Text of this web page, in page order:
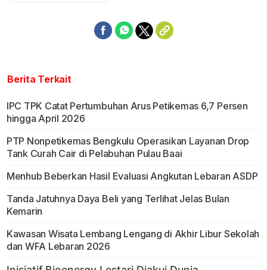
Berita Terkait
IPC TPK Catat Pertumbuhan Arus Petikemas 6,7 Persen
hingga April 2026
PTP Nonpetikemas Bengkulu Operasikan Layanan Drop
Tank Curah Cair di Pelabuhan Pulau Baai
Menhub Beberkan Hasil Evaluasi Angkutan Lebaran ASDP
Tanda Jatuhnya Daya Beli yang Terlihat Jelas Bulan
Kemarin
Kawasan Wisata Lembang Lengang di Akhir Libur Sekolah
dan WFA Lebaran 2026